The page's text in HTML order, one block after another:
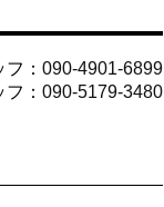
： 090-4901-6899
： 090-5179-3480